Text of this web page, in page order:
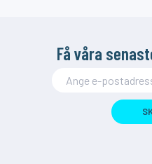
Få våra